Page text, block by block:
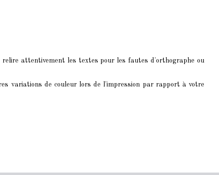
attentivement les textes pour les fautes d'orthographe ou
variations de couleur lors de l'impression par rapport à votre